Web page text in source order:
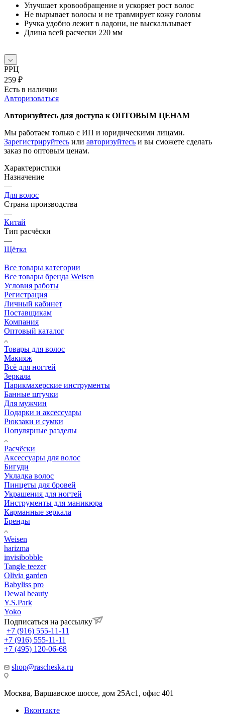
Улучшает кровообращение и ускоряет рост волос
Не вырывает волосы и не травмирует кожу головы
Ручка удобно лежит в ладони, не выскальзывает
Длина всей расчески 220 мм
РРЦ
259 ₽
Есть в наличии
Авторизоваться
Авторизуйтесь для доступа к ОПТОВЫМ ЦЕНАМ
Мы работаем только с ИП и юридическими лицами.
Зарегистрируйтесь или авторизуйтесь и вы сможете сделать
заказ по оптовым ценам.
Характеристики
Назначение
—
Для волос
Страна производства
—
Китай
Тип расчёски
—
Щётка
Все товары категории
Все товары бренда Weisen
Условия работы
Регистрация
Личный кабинет
Поставщикам
Компания
Оптовый каталог
Товары для волос
Макияж
Всё для ногтей
Зеркала
Парикмахерские инструменты
Банные штучки
Для мужчин
Подарки и аксессуары
Рюкзаки и сумки
Популярные разделы
Расчёски
Аксессуары для волос
Бигуди
Укладка волос
Пинцеты для бровей
Украшения для ногтей
Инструменты для маникюра
Карманные зеркала
Бренды
Weisen
harizma
invisibobble
Tangle teezer
Olivia garden
Babyliss pro
Dewal beauty
Y.S.Park
Yoko
Подписаться на рассылку
+7 (916) 555-11-11
+7 (916) 555-11-11
+7 (495) 120-06-68
shop@rascheska.ru
Москва, Варшавское шоссе, дом 25Аc1, офис 401
Вконтакте